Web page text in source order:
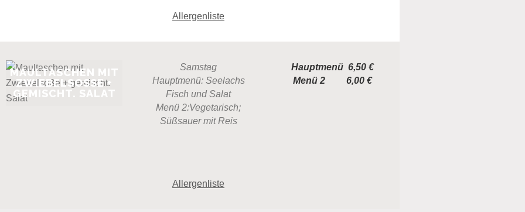
Allergenliste
MAULTASCHEN MIT
ZWIEBELSOSSE + G
EMISCHT. SALAT
Samstag
Hauptmenü: Seelachs
Fisch und Salat
Menü 2:Vegetarisch;
Süßsauer mit Reis
Allergenliste
Hauptmenü 6,50 €
Menü 2 6,00 €